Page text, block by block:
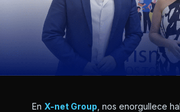
En X-net Group , nos enorgullece